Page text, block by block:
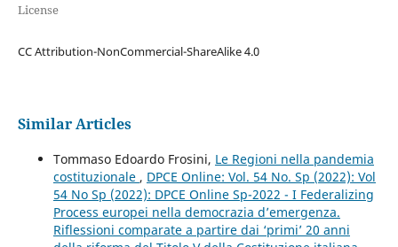
License
CC Attribution-NonCommercial-ShareAlike 4.0
Similar Articles
Tommaso Edoardo Frosini, Le Regioni nella pandemia
costituzionale , DPCE Online: Vol. 54 No. Sp (2022): Vol
54 No Sp (2022): DPCE Online Sp-2022 - I Federalizing
Process europei nella democrazia d’emergenza.
Riflessioni comparate a partire dai ‘primi’ 20 anni